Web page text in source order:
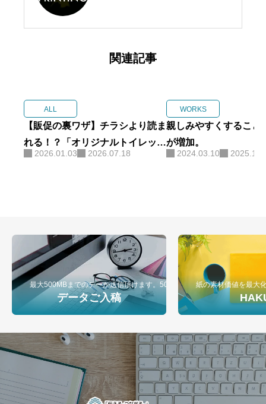
関連記事
ALL
【販促の裏ワザ】チラシより読ま
れる！？「オリジナルトイレット
ペーパー包装紙」が最強の営業ツ
2026.01.03 2026.07.18
WORKS
親しみやすくすること
が増加。
2024.03.10
最大500MBまでのデーが送信頂けます。500MB以上のデータ入稿は弊
データご入稿
紙の素材価値を最大